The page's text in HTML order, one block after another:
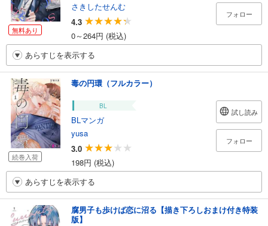
無料あり
さきしたせんむ
4.3
0～264円 (税込)
フォロー
あらすじを表示する
続巻入荷
毒の円環（フルカラー）
BL
BLマンガ
yusa
3.0
198円 (税込)
試し読み
フォロー
あらすじを表示する
腐男子も歩けば恋に沼る【描き下ろしおまけ付き特装
版】